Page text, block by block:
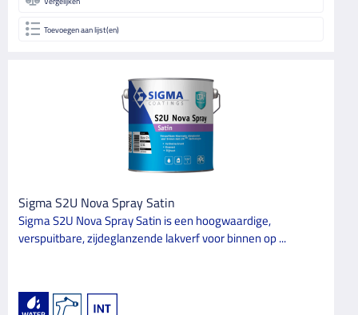
Toevoegen aan lijst(en)
Sigma S2U Nova Spray Satin
Sigma S2U Nova Spray Satin is een hoogwaardige,
verspuitbare, zijdeglanzende lakverf voor binnen op ...